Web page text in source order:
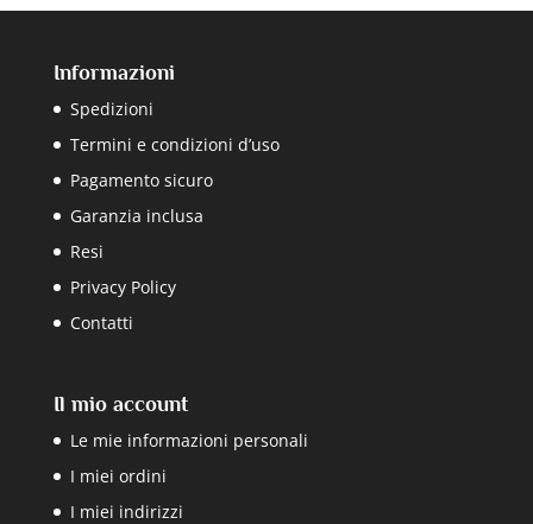
Informazioni
Spedizioni
Termini e condizioni d’uso
Pagamento sicuro
Garanzia inclusa
Resi
Privacy Policy
Contatti
Il mio account
Le mie informazioni personali
I miei ordini
I miei indirizzi